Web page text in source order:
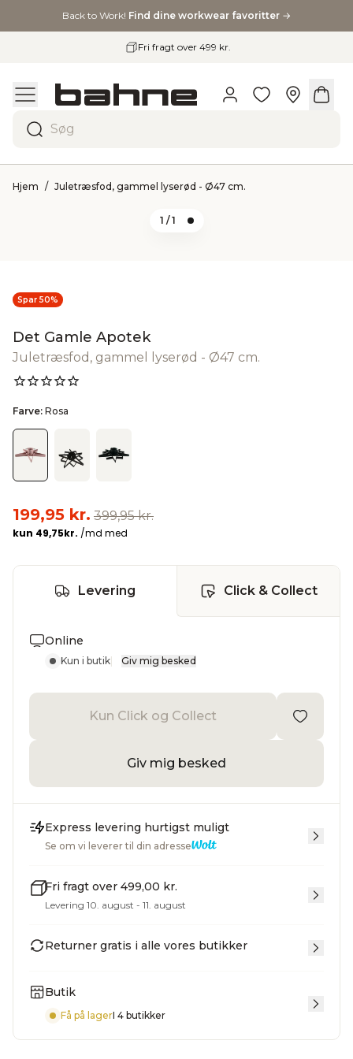
Back to Work! Find dine workwear favoritter →
Fri fragt over 499 kr.
Søg
Hjem Juletræsfod, gammel lyserød - Ø47 cm.
1 / 1
Spar 50%
Det Gamle Apotek
Juletræsfod, gammel lyserød - Ø47 cm.
Farve: Rosa
199,95 kr. 399,95 kr.
Levering Click & Collect
Online
Kun i butik| Giv mig besked
Kun Click og Collect
Giv mig besked
Express levering hurtigst muligt
Se om vi leverer til din adresse
Fri fragt over 499,00 kr.
Levering 10. august - 11. august
Returner gratis i alle vores butikker
Butik
Få på lagerI 4 butikker